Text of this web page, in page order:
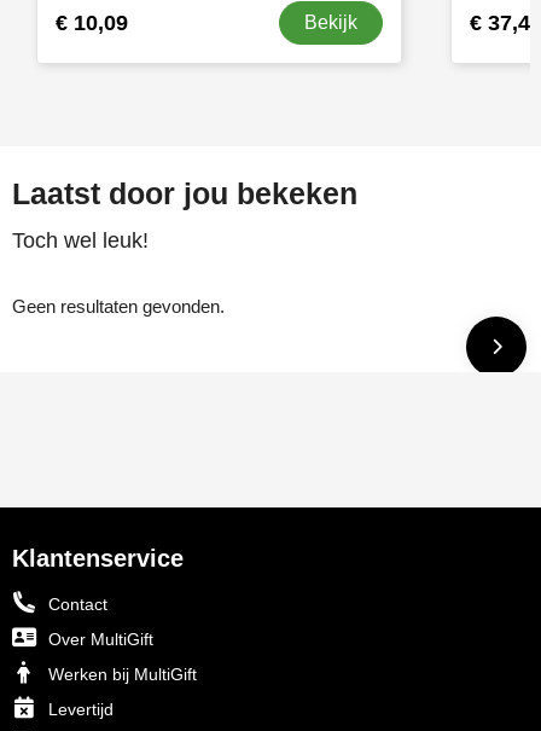
€ 10,09 Bekijk € 37,44
Laatst door jou bekeken
Toch wel leuk!
Geen resultaten gevonden.
Klantenservice
Contact
Over MultiGift
Werken bij MultiGift
Levertijd